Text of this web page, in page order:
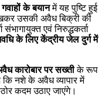
गवाहों के बयानमें यह पुष्टि हुई
उसकी अवैध बिक्री की
एवं निरुद्धकर्ता
के लिए केंद्रीय जेल दुर्ग में
कारोबार पर सख्तीके रूप
कि नशे के अवैध व्यापार में
कदम उठाए जाएंगे।